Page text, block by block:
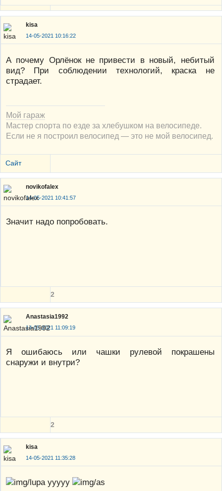
kisa
14-05-2021 10:16:22
А почему Орлёнок не привести в новый, небитый
вид? При соблюдении технологий, краска не
страдает.
Мой гараж
Мастер спорта по езде за хлебушком на велосипеде.
Если не я построил велосипед — это не мой велосипед.
Сайт
novikofalex
14-05-2021 10:41:57
Значит надо попробовать.
2
Anastasia1992
14-05-2021 11:09:19
Я ошибаюсь или чашки рулевой покрашены
снаружи и внутри?
2
kisa
14-05-2021 11:35:28
ууууу